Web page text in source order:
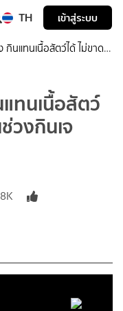
TH เข้าสู่ระบบ
นแทนเนื้อสัตว์ได้ ไม่ขาด
ทนเนื้อสัตว์
วงกินเจ